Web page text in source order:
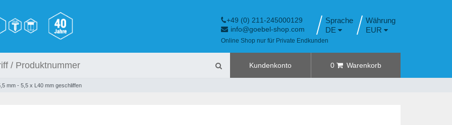
Sprache
DE
EUR
+49 (0) 211-245000129
info@goebel-shop.com
Online Shop nur für Private Endkunden
mm - 5,5 x L40 mm geschliffen
Kundenkonto 0 Warenkorb